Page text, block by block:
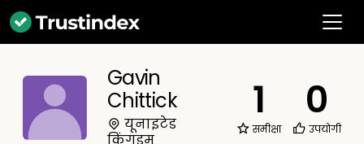
Gavin
Chittick
यूनाइटेड
1
समीक्षा
0
उपयोगी